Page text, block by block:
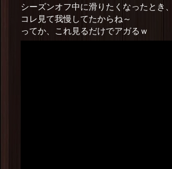
シーズンオフ中に滑りたくなったとき
コレ見て我慢してたからね～
ってか、これ見るだけでアガるｗ